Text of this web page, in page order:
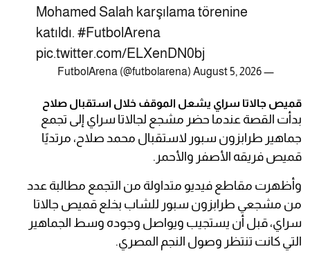
Mohamed Salah karşılama törenine
katıldı. #FutbolArena
pic.twitter.com/ELXenDN0bj
— FutbolArena (@futbolarena)
August 5, 2026
قميص جالاتا سراي يشعل الموقف خلال استقبال صلاح
بدأت القصة عندما حضر مشجع لجالاتا سراي إلى تجمع
جماهير طرابزون سبور لاستقبال محمد صلاح، مرتديًا
قميص فريقه الأصفر والأحمر.
وأظهرت مقاطع فيديو متداولة من التجمع مطالبة عدد
من مشجعي طرابزون سبور للشاب بخلع قميص جالاتا
سراي، قبل أن يستجيب ويواصل وجوده وسط الجماهير
التي كانت تنتظر وصول النجم المصري.